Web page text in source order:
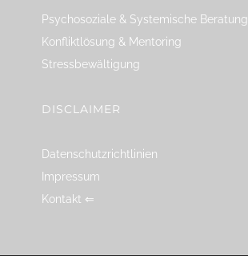
Psychosoziale & Systemische Beratung
Konfliktlösung & Mentoring
Stressbewältigung
DISCLAIMER
Datenschutzrichtlinien
Impressum
Kontakt ⇐